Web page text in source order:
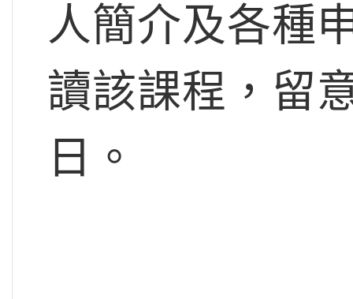
人簡介及各種
讀該課程，留
日 。